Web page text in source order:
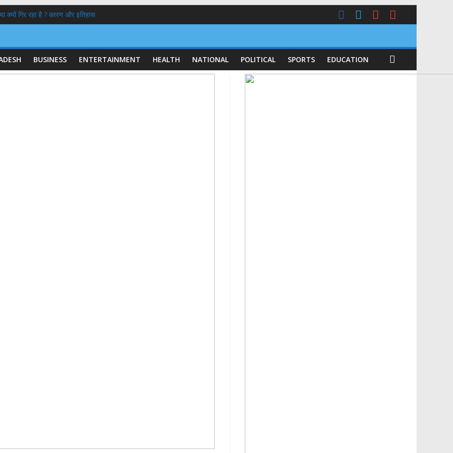
क्यों गिर रहा है ? कारण और इतिहास
: सोशल मीडिया के केवाईसी होने से क्या रुक सकते हैं अपराध?
करने वाले आश्रम ने बेटियों के 5100₹ भी लौटाये
BUSINESS ENTERTAINMENT HEALTH NATIONAL POLITICAL SPORTS EDUCATION